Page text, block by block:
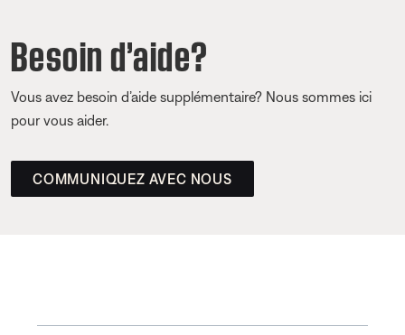
Besoin d’aide?
Vous avez besoin d’aide supplémentaire? Nous sommes ici
pour vous aider.
COMMUNIQUEZ AVEC NOUS